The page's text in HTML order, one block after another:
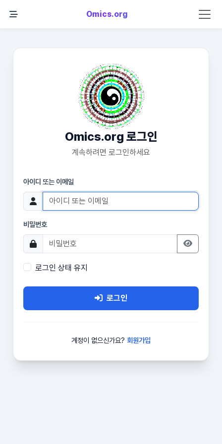
Omics.org
Omics.org 로그인
계속하려면 로그인하세요
아이디 또는 이메일
비밀번호
로그인 상태 유지
로그인
계정이 없으신가요? 회원가입